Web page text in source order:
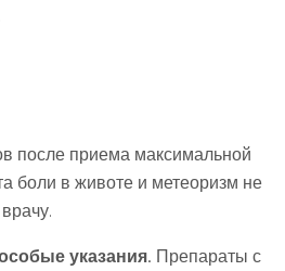
после приема максимальной
боли в животе и метеоризм не
указания. Препараты с